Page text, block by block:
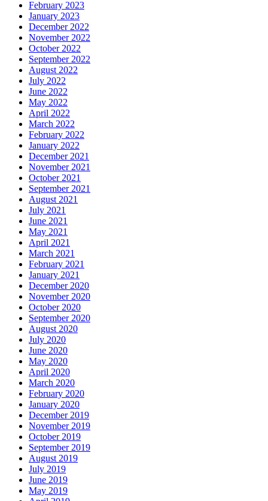
February 2023
January 2023
December 2022
November 2022
October 2022
September 2022
August 2022
July 2022
June 2022
May 2022
April 2022
March 2022
February 2022
January 2022
December 2021
November 2021
October 2021
September 2021
August 2021
July 2021
June 2021
May 2021
April 2021
March 2021
February 2021
January 2021
December 2020
November 2020
October 2020
September 2020
August 2020
July 2020
June 2020
May 2020
April 2020
March 2020
February 2020
January 2020
December 2019
November 2019
October 2019
September 2019
August 2019
July 2019
June 2019
May 2019